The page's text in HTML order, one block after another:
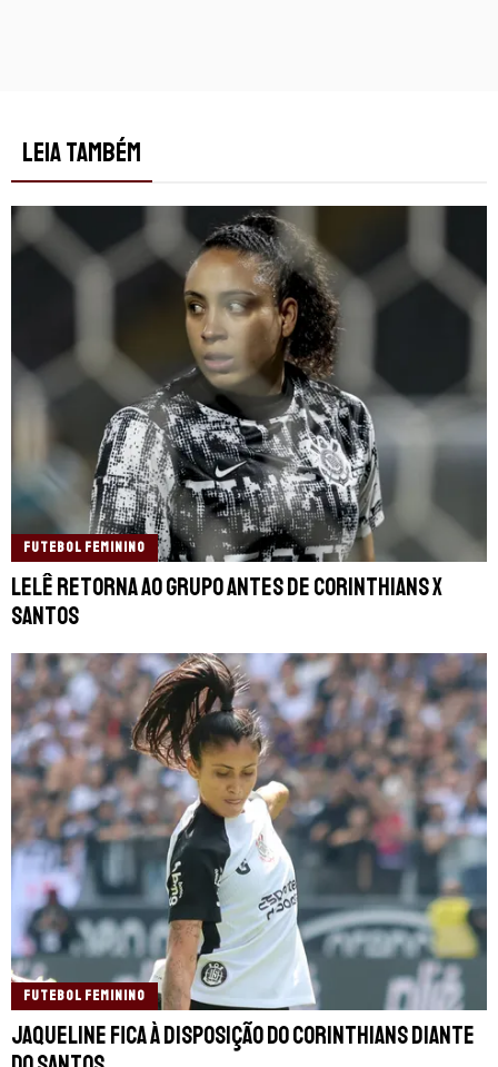
LEIA TAMBÉM
FUTEBOL FEMININO
Lelê retorna ao grupo antes de Corinthians x
Santos
FUTEBOL FEMININO
Jaqueline fica à disposição do Corinthians diante